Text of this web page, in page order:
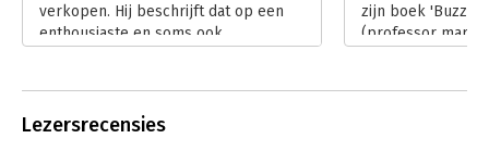
verkopen. Hij beschrijft dat op een
enthousiaste en soms ook
voor je gaan maken. Een zeer nuttig
zijn boek 'Buzz'
(professor
Lezersrecensies